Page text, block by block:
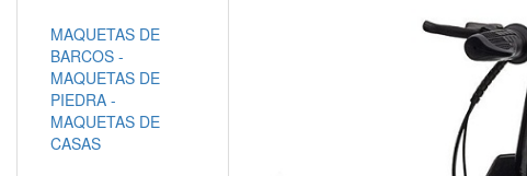
MAQUETAS DE
BARCOS -
MAQUETAS DE
PIEDRA -
MAQUETAS DE
CASAS